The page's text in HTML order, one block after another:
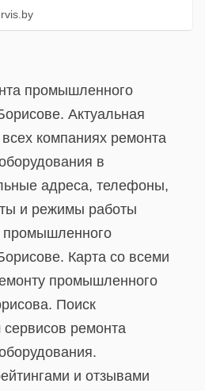
промышленного
Актуальная
компаниях ремонта
в
адреса, телефоны,
и режимы работы
промышленного
Карта со всеми
промышленного
Поиск
ремонта
и отзывами